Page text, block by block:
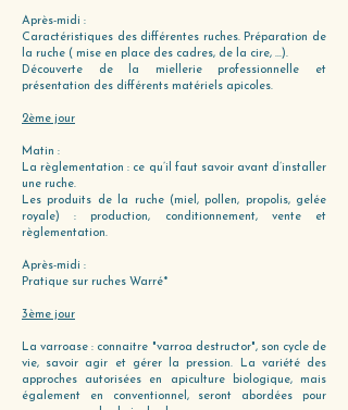
Après-midi :
Caractéristiques des différentes ruches. Préparation de
la ruche ( mise en place des cadres, de la cire, ...).
Découverte de la miellerie professionnelle et
présentation des différents matériels apicoles.
2ème jour
Matin :
La règlementation : ce qu’il faut savoir avant d’installer
une ruche.
Les produits de la ruche (miel, pollen, propolis, gelée
royale) : production, conditionnement, vente et
règlementation.
Après-midi :
Pratique sur ruches Warré*
3ème jour
La varroase : connaitre "varroa destructor", son cycle de
vie, savoir agir et gérer la pression. La variété des
approches autorisées en apiculture biologique, mais
également en conventionnel, seront abordées pour